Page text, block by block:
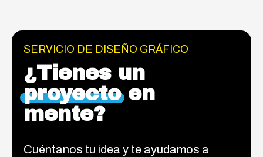
SERVICIO DE DISEÑO GRÁFICO
¿Tienes un
proyectoen
mente?
Cuéntanos tu idea y te ayudamos a